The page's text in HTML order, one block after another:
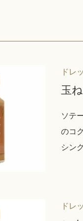
ドレ
玉
ソテ
のコ
シン
ドレ